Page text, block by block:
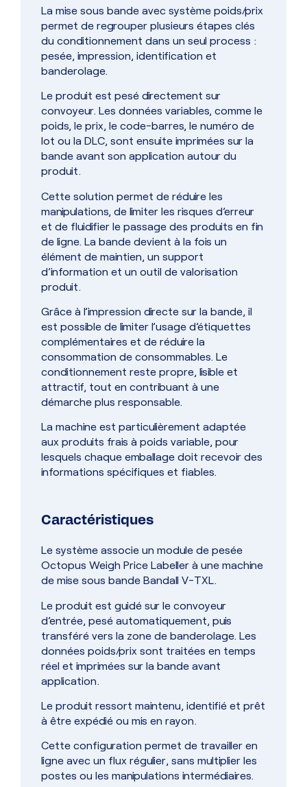
La mise sous bande avec système poids/prix
permet de regrouper plusieurs étapes clés
du conditionnement dans un seul process :
pesée, impression, identification et
banderolage.
Le produit est pesé directement sur
convoyeur. Les données variables, comme le
poids, le prix, le code-barres, le numéro de
lot ou la DLC, sont ensuite imprimées sur la
bande avant son application autour du
produit.
Cette solution permet de réduire les
manipulations, de limiter les risques d’erreur
et de fluidifier le passage des produits en fin
de ligne. La bande devient à la fois un
élément de maintien, un support
d’information et un outil de valorisation
produit.
Grâce à l’impression directe sur la bande, il
est possible de limiter l’usage d’étiquettes
complémentaires et de réduire la
consommation de consommables. Le
conditionnement reste propre, lisible et
attractif, tout en contribuant à une
démarche plus responsable.
La machine est particulièrement adaptée
aux produits frais à poids variable, pour
lesquels chaque emballage doit recevoir des
informations spécifiques et fiables.
Caractéristiques
Le système associe un module de pesée
Octopus Weigh Price Labeller à une machine
de mise sous bande Bandall V-TXL.
Le produit est guidé sur le convoyeur
d’entrée, pesé automatiquement, puis
transféré vers la zone de banderolage. Les
données poids/prix sont traitées en temps
réel et imprimées sur la bande avant
application.
Le produit ressort maintenu, identifié et prêt
à être expédié ou mis en rayon.
Cette configuration permet de travailler en
ligne avec un flux régulier, sans multiplier les
postes ou les manipulations intermédiaires.